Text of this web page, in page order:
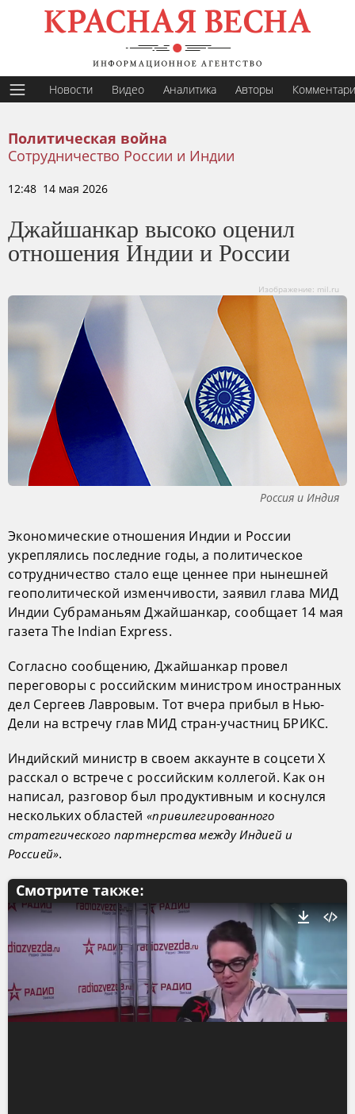
Новости Видео Аналитика Авторы
Политическая война
Сотрудничество России и Индии
12:48 14 мая 2026
Джайшанкар высоко оценил
отношения Индии и России
Изображение: mil.ru
Россия и Индия
Экономические отношения Индии и России
укреплялись последние годы, а политическое
сотрудничество стало еще ценнее при нынешней
геополитической изменчивости, заявил глава МИД
Индии Субраманьям Джайшанкар, сообщает 14 мая
газета The Indian Express.
Согласно сообщению, Джайшанкар провел
переговоры с российским министром иностранных
дел Сергеев Лавровым. Тот вчера прибыл в Нью-
Дели на встречу глав МИД стран-участниц БРИКС.
Индийский министр в своем аккаунте в соцсети Х
расскал о встрече с российским коллегой. Как он
написал, разговор был продуктивным и коснулся
нескольких областей«привилегированного
стратегического партнерства между Индией и
Россией».
Смотрите также: